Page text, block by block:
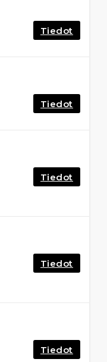
Tiedot
Tiedot
Tiedot
Tiedot
Tiedot